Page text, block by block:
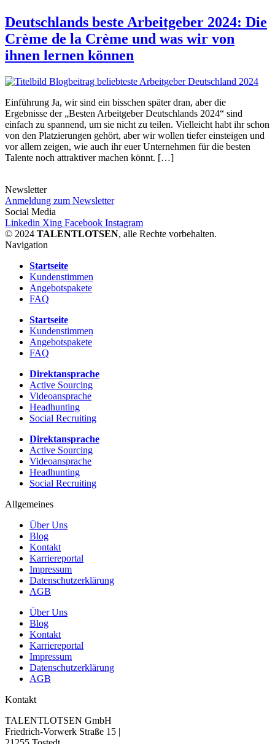
Deutschlands beste Arbeitgeber 2024: Die
Crème de la Crème und was wir von
ihnen lernen können
Einführung Ja, wir sind ein bisschen später dran, aber die
Ergebnisse der „Besten Arbeitgeber Deutschlands 2024“ sind
einfach zu spannend, um sie nicht zu teilen. Vielleicht habt ihr schon
von den Platzierungen gehört, aber wir wollen tiefer einsteigen und
vor allem zeigen, wie auch ihr euer Unternehmen für die besten
Talente noch attraktiver machen könnt. […]
Newsletter
Anmeldung zum Newsletter
Social Media
Linkedin Xing Facebook Instagram
© 2024 TALENTLOTSEN, alle Rechte vorbehalten.
Navigation
Startseite
Kundenstimmen
Angebotspakete
FAQ
Startseite
Kundenstimmen
Angebotspakete
FAQ
Direktansprache
Active Sourcing
Videoansprache
Headhunting
Social Recruiting
Direktansprache
Active Sourcing
Videoansprache
Headhunting
Social Recruiting
Allgemeines
Über Uns
Blog
Kontakt
Karriereportal
Impressum
Datenschutzerklärung
AGB
Über Uns
Blog
Kontakt
Karriereportal
Impressum
Datenschutzerklärung
AGB
Kontakt
TALENTLOTSEN GmbH
Friedrich-Vorwerk Straße 15 |